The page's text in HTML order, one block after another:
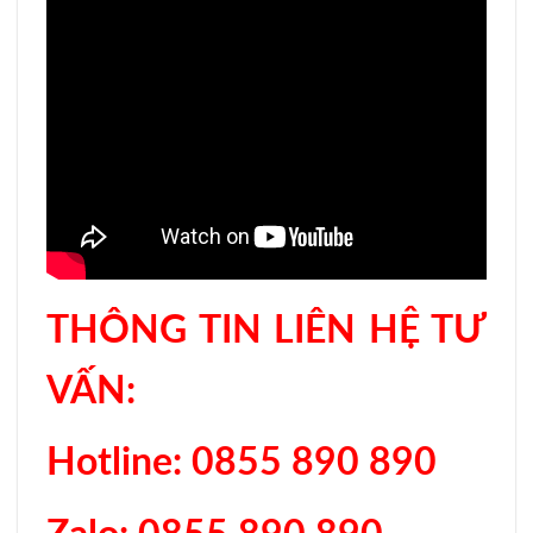
THÔNG TIN LIÊN HỆ TƯ
VẤN:
Hotline: 0855 890 890